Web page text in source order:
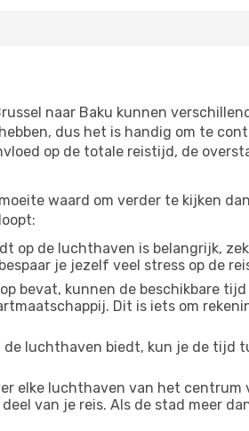
naar Baku kunnen
dus het is handig om te
op de totale reistijd, de
waard om verder te kijken
op de luchthaven is belangrijk,
je jezelf veel stress op de
bevat, kunnen de beschikbare
Dit is iets om
luchthaven biedt, kun je de tijd
elke luchthaven van het
van je reis. Als de stad meer